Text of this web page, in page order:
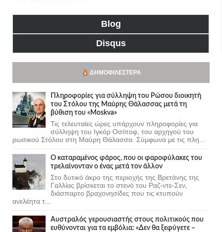
Blog
Disqus
ΔΗΜΟΦΙΛΈΣΤΕΡΑ
Πληροφορίες για σύλληψη του Ρώσου διοικητή
του Στόλου της Mαύρης Θάλασσας μετά τη
βύθιση του «Moskva»
Τις τελευταίες ώρες υπάρχουν πληροφορίες για
σύλληψη του Ιγκόρ Οσίποφ, του αρχηγού του
ρωσικού Στόλου στη Μαύρη Θάλασσα. Σύμφωνα με τις πλη...
Ο καταραμένος φάρος, που οι φαροφύλακες του
τρελαίνονταν ο ένας μετά τον άλλον
Στο δυτικό άκρο της περιοχής της Βρετάνης της
Γαλλίας βρίσκεται το στενό του Ραζ-ντε-Σεν,
διάσπαρτο βραχονησίδες που τις κτυπούν
ανελέητα τ...
Αυστραλός γερουσιαστής στους πολιτικούς που
ευθύνονται για τα εμβόλια: «Δεν θα ξεφύγετε –